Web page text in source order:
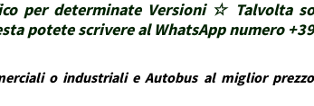
per determinate Versioni ☆ Talvolta
potete scrivere al WhatsApp numero
o industriali e Autobus al miglior